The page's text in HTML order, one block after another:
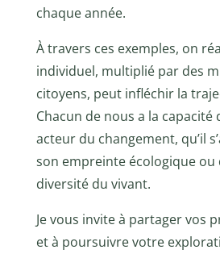
chaque année.
À travers ces exemples, on
individuel, multiplié par des
citoyens, peut infléchir la
Chacun de nous a la capacité
acteur du changement, qu’il
son empreinte écologique ou
diversité du vivant.
Je vous invite à partager vos
et à poursuivre votre